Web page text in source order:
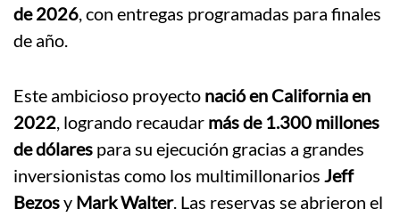
de 2026, con entregas programadas para finales
de año.
Este ambicioso proyecto nació en California en
2022, logrando recaudar más de 1.300 millones
de dólares para su ejecución gracias a grandes
inversionistas como los multimillonarios Jeff
Bezosy Mark Walter. Las reservas se abrieron el